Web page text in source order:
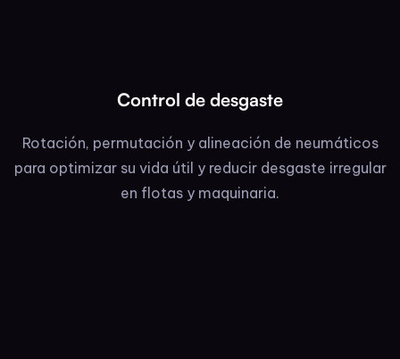
Control de desgaste
Rotación, permutación y alineación de neumáticos
para optimizar su vida útil y reducir desgaste irregular
en flotas y maquinaria.